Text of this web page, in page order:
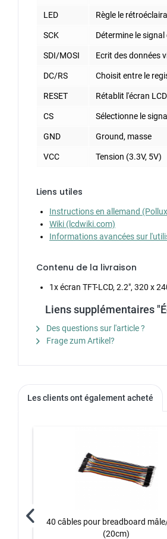
LED Règle le
SCK Détermine le
SDI/MOSI Ecrit des données
DC/RS Choisit entre le
RESET Rétablit l'écran
CS Sélectionne le
GND Ground, masse
VCC Tension (3.3V, 5V)
Liens utiles
Instructions en allemand
Wiki (lcdwiki.com)
Informations avancées sur
Contenu de la livraison
1x écran TFT-LCD, 2.2", 320 x
Liens supplémentaires
Des questions sur l'article ?
Frage zum Artikel?
Les clients ont également acheté
40 câbles pour breadboard
(20cm)